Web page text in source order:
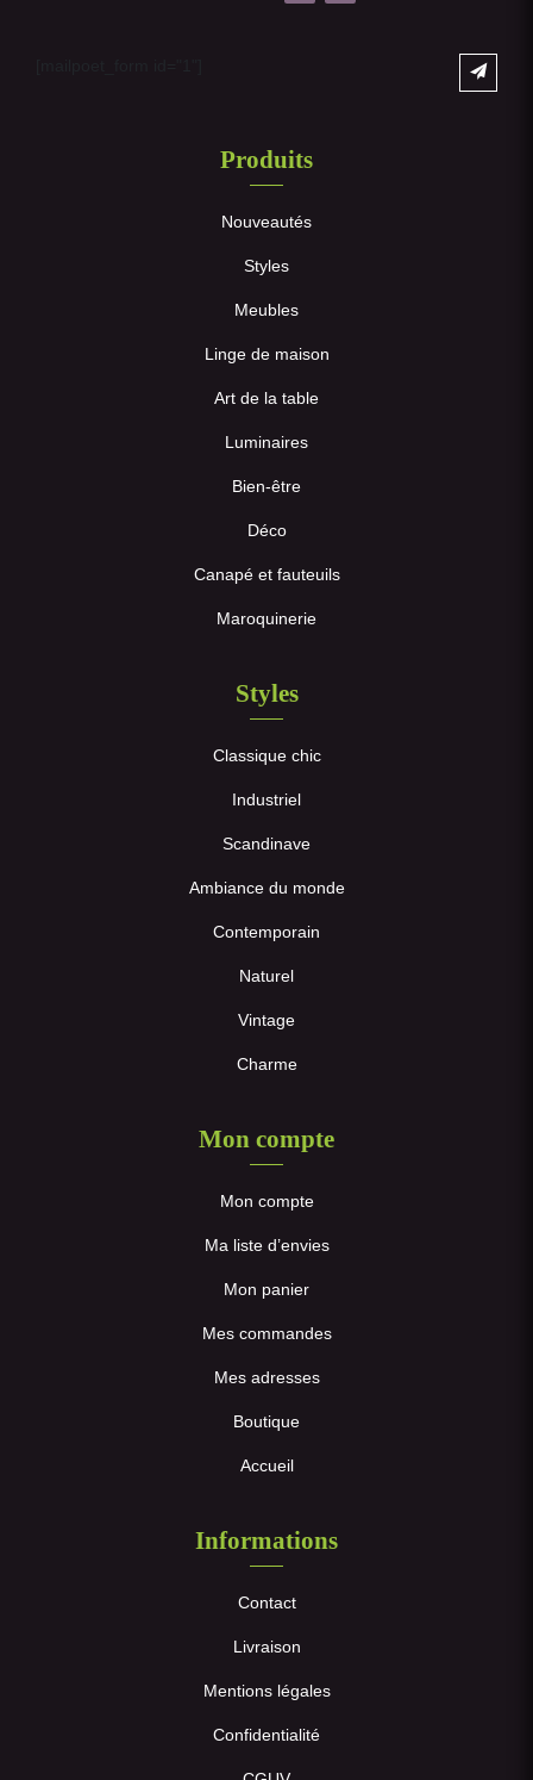
Produits
Nouveautés
Styles
Meubles
Linge de maison
Art de la table
Luminaires
Bien-être
Déco
Canapé et fauteuils
Maroquinerie
Styles
Classique chic
Industriel
Scandinave
Ambiance du monde
Contemporain
Naturel
Vintage
Charme
Mon compte
Mon compte
Ma liste d’envies
Mon panier
Mes commandes
Mes adresses
Boutique
Accueil
Informations
Contact
Livraison
Mentions légales
Confidentialité